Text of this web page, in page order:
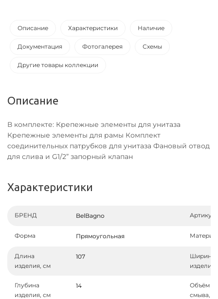
Описание Характеристики Наличие
Документация Фотогалерея Схемы
Другие товары коллекции
Описание
В комплекте: Крепежные элементы для унитаза
Крепежные элементы для рамы Комплект
соединительных патрубков для унитаза Фановый отвод
для слива и G1/2” запорный клапан
Характеристики
БРЕНД BelBagno Артикул
Форма Прямоугольная
Длина
изделия, см
107
Ширина
Глубина
изделия, см
14
Объём
смыва, л